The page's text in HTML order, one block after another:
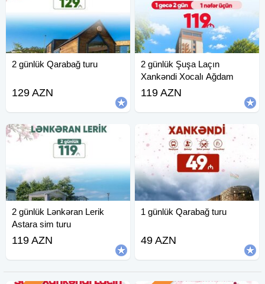
2 günlük Qarabağ turu
129 AZN
2 günlük Şuşa Laçın
Xankəndi Xocalı Ağdam
Zəngilan
119 AZN
2 günlük Lənkəran Lerik
Astara sim turu
119 AZN
1 günlük Qarabağ turu
49 AZN